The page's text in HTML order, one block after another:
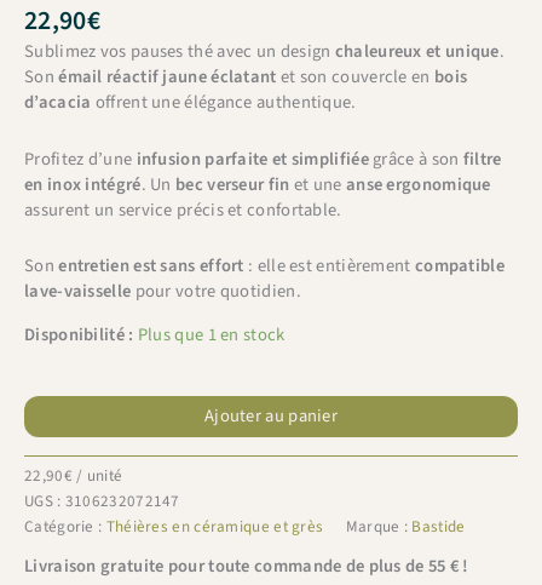
22,90€
Sublimez vos pauses thé avec un design chaleureux et unique.
Sonémail réactif jaune éclatantet son couvercle en bois
d’acacia offrent une élégance authentique.
Profitez d’une infusion parfaite et simplifiéegrâce à son filtre
en inox intégré. Un bec verseur fin et uneanse ergonomique
assurent un service précis et confortable.
Sonentretien est sans effort : elle est entièrementcompatible
lave-vaisselle pour votre quotidien.
Disponibilité : Plus que 1 en stock
quantité
de
Bastide
théière
Kaito
jaune
Ajouter au panier
22,90€ / unité
UGS : 3106232072147
Catégorie : Théières en céramique et grès Marque : Bastide
Livraison gratuite pour toute commande de plus de 55 € !